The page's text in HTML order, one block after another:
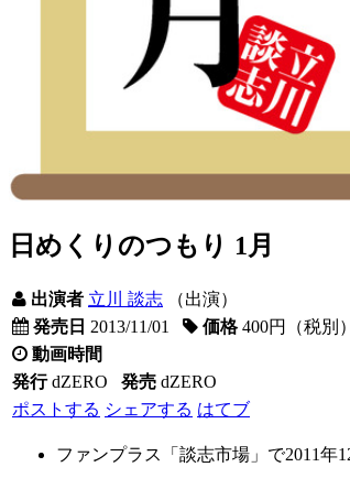
日めくりのつもり 1月
出演者 立川 談志 （出演）
発売日 2013/11/01 価格400円（税別）
動画時間
発行dZERO 発売 dZERO
ポストする シェアする はてブ
ファンプラス「談志市場」で2011年